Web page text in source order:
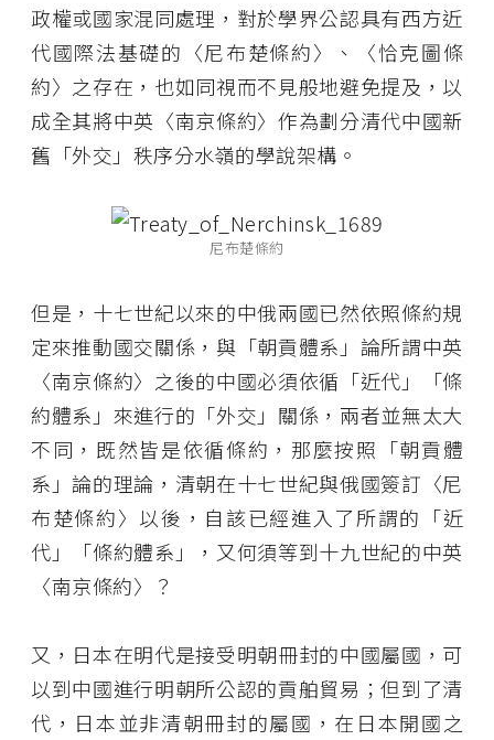
政權或國家混同處理，對於學界公認具有西方近
代國際法基礎的〈尼布楚條約〉、〈恰克圖條
約〉之存在，也如同視而不見般地避免提及，以
成全其將中英〈南京條約〉作為劃分清代中國新
舊「外交」秩序分水嶺的學說架構。
尼布楚條約
但是，十七世紀以來的中俄兩國已然依照條約規
定來推動國交關係，與「朝貢體系」論所謂中英
〈南京條約〉之後的中國必須依循「近代」「條
約體系」來進行的「外交」關係，兩者並無太大
不同，既然皆是依循條約，那麼按照「朝貢體
系」論的理論，清朝在十七世紀與俄國簽訂〈尼
布楚條約〉以後，自該已經進入了所謂的「近
代」「條約體系」，又何須等到十九世紀的中英
〈南京條約〉？
又，日本在明代是接受明朝冊封的中國屬國，可
以到中國進行明朝所公認的貢舶貿易；但到了清
代，日本並非清朝冊封的屬國，在日本開國之